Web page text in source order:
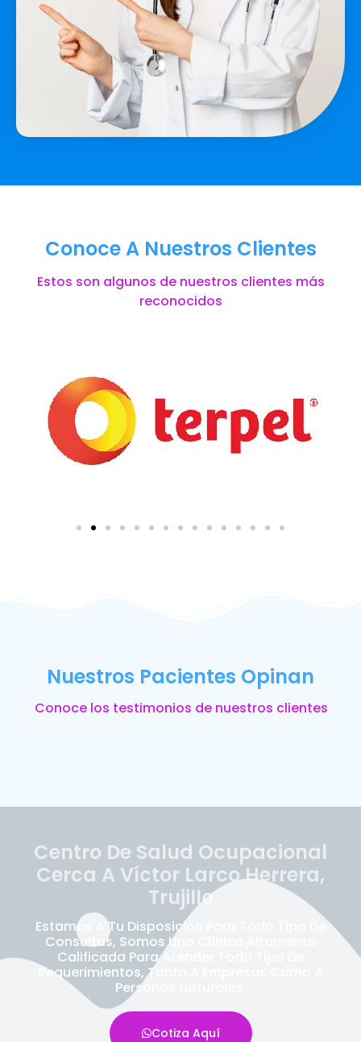
Conoce A Nuestros Clientes
Estos son algunos de nuestros clientes más
reconocidos
Nuestros Pacientes Opinan
Conoce los testimonios de nuestros clientes
Centro De Salud Ocupacional
Cerca A Víctor Larco Herrera,
Trujillo
Estamos A Tu Disposición Para Todo Tipo De
Consultas, Somos Una Clínica Altamente
Calificada Para Atender Todo Tipo De
Requerimientos, Tanto A Empresas Como A
Personas Naturales.
Cotiza Aquí